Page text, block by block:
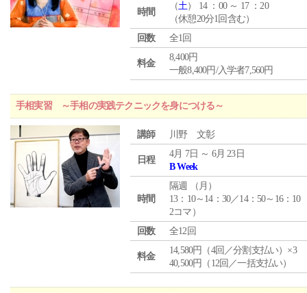
時間
（土） 14 ：00 ～ 17 ：20
（休憩20分1回含む）
回数
全1回
料金
8,400円
一般8,400円/入学者7,560円
手相実習 ～手相の実践テクニックを身につける～
講師 川野 文彰
日程
4月 7日 ～ 6月 23日
B Week
時間
隔週 （ 月 ）
13：10～14：30／14：50～16：10
2コマ）
回数
全12回
料金
14,580円（4回／分割支払い）×3
40,500円（12回／一括支払い）